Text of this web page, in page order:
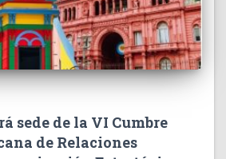
sede de la VI Cumbre
de Relaciones